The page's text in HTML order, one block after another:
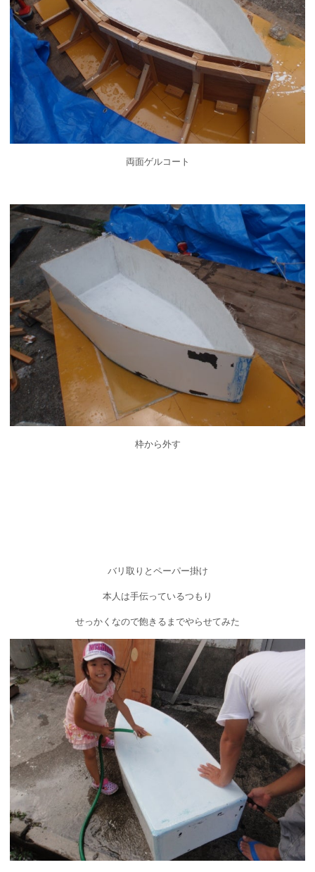
両面ゲルコート
枠から外す
バリ取りとペーパー掛け
本人は手伝っているつもり
せっかくなので飽きるまでやらせてみた